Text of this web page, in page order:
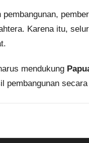
pembangunan,
Karena itu,
mendukung
pembangunan